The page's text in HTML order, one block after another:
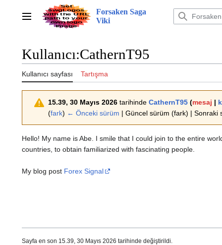
Ana menü
Forsaken Saga
Viki
Kullanıcı:CathernT95
Kullanıcı sayfası Tartışma
15.39, 30 Mayıs 2026 tarihinde CathernT95 (mesaj |
(fark) ← Önceki sürüm | Güncel sürüm (fark) |
Hello! My name is Abe. I smile that I could join to the entire
countries, to obtain familiarized with fascinating people.
My blog post Forex Signal
Sayfa en son 15.39, 30 Mayıs 2026 tarihinde değiştirildi.